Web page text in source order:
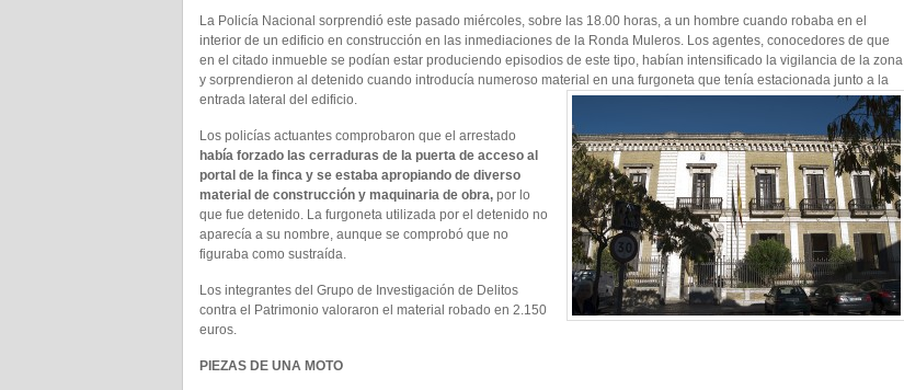
La Policía Nacional sorprendió este pasado miércoles, sobre las 18.00 horas, a un hombre cuando robaba en el
interior de un edificio en construcción en las inmediaciones de la Ronda Muleros. Los agentes, conocedores de que
en el citado inmueble se podían estar produciendo episodios de este tipo, habían intensificado la vigilancia de la zona
y sorprendieron al detenido cuando introducía numeroso material en una furgoneta que tenía estacionada junto a la
entrada lateral del edificio.
Los policías actuantes comprobaron que el arrestado
había forzado las cerraduras de la puerta de acceso al
portal de la finca y se estaba apropiando de diverso
material de construcción y maquinaria de obra, por lo
que fue detenido. La furgoneta utilizada por el detenido no
aparecía a su nombre, aunque se comprobó que no
figuraba como sustraída.
Los integrantes del Grupo de Investigación de Delitos
contra el Patrimonio valoraron el material robado en 2.150
euros.
PIEZAS DE UNA MOTO